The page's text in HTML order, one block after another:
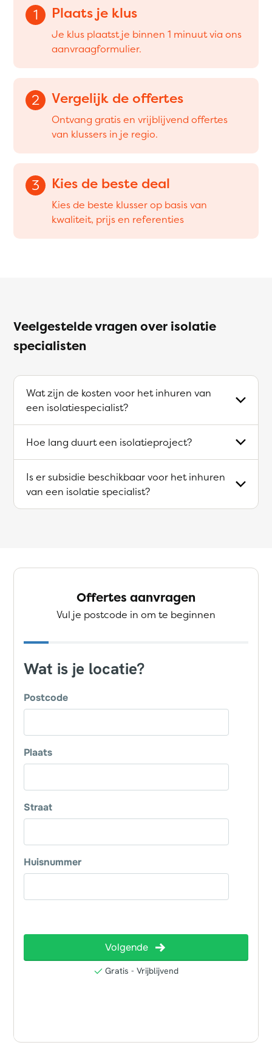
1 Plaats je klus
Je klus plaatst je binnen 1 minuut via ons
aanvraagformulier.
2 Vergelijk de offertes
Ontvang gratis en vrijblijvend offertes
van klussers in je regio.
3 Kies de beste deal
Kies de beste klusser op basis van
kwaliteit, prijs en referenties
Veelgestelde vragen over isolatie
specialisten
Wat zijn de kosten voor het inhuren van
een isolatiespecialist?
Hoe lang duurt een isolatieproject?
Is er subsidie beschikbaar voor het inhuren
van een isolatie specialist?
Offertes aanvragen
Vul je postcode in om te beginnen